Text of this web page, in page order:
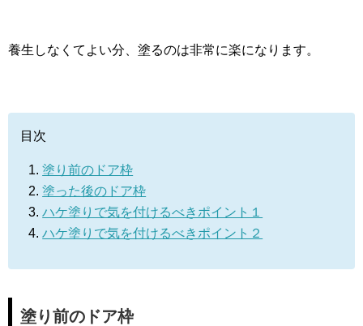
養生しなくてよい分、塗るのは非常に楽になります。
目次
塗り前のドア枠
塗った後のドア枠
ハケ塗りで気を付けるべきポイント１
ハケ塗りで気を付けるべきポイント２
塗り前のドア枠